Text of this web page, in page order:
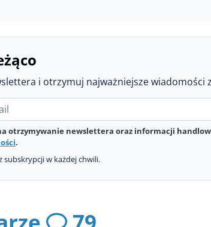
i otrzymuj najważniejsze wiadomości
otrzymywanie newslettera oraz informacji
.
subskrypcji w każdej chwili.